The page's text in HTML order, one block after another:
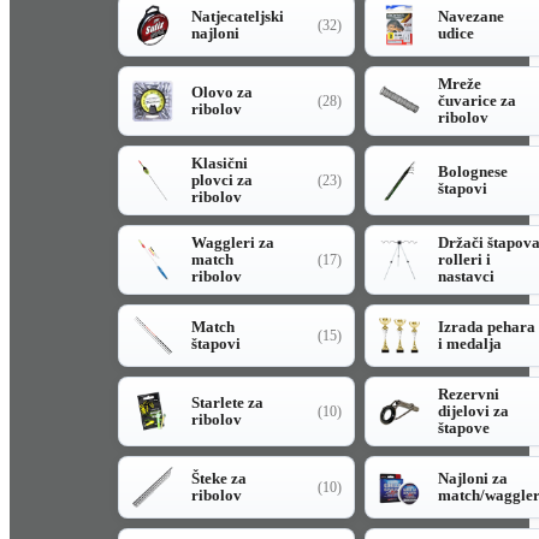
Natjecateljski
najloni
(32)
Navezane
udice
Olovo za
ribolov
(28)
Mreže
čuvarice za
ribolov
Klasični
plovci za
ribolov
(23)
Bolognese
štapovi
Waggleri za
match
ribolov
(17)
Držači štapova
rolleri i
nastavci
Match
štapovi
(15)
Izrada pehara
i medalja
Starlete za
ribolov
(10)
Rezervni
dijelovi za
štapove
Šteke za
ribolov
(10)
Najloni za
match/waggler